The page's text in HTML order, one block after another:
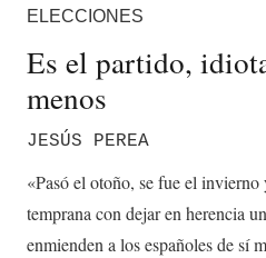
ELECCIONES
Es el partido,
menos
JESÚS PEREA
«Pasó el otoño, se fue el invierno
temprana con dejar en herencia
enmienden a los españoles de sí